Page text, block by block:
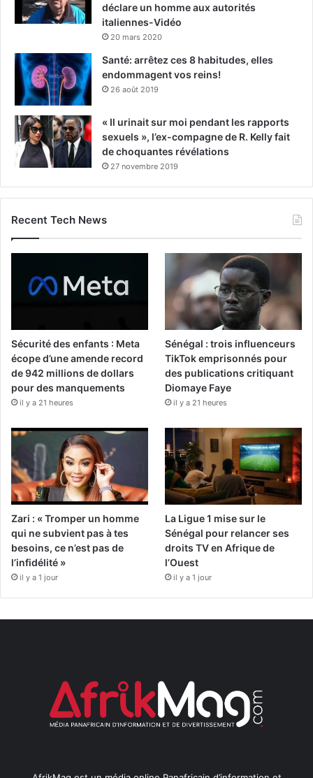
déclare un homme aux autorités
italiennes-Vidéo
20 mars 2020
Santé: arrêtez ces 8 habitudes, elles
endommagent vos reins!
26 août 2019
« Il urinait sur moi pendant les rapports
sexuels », l’ex-compagne de R. Kelly fait
de choquantes révélations
27 novembre 2019
Recent Tech News
Sécurité des enfants : Meta
écope d’une amende record
de 942 millions de dollars
pour des manquements
il y a 21 heures
Sénégal : trois influenceurs
TikTok emprisonnés pour
des publications critiquant
Diomaye Faye
il y a 21 heures
Zari : « Tromper un homme
qui ne subvient pas à tes
besoins, ce n’est pas de
l’infidélité »
il y a 1 jour
La Ligue 1 mise sur le
Sénégal pour relancer ses
droits TV en Afrique de
l’Ouest
il y a 1 jour